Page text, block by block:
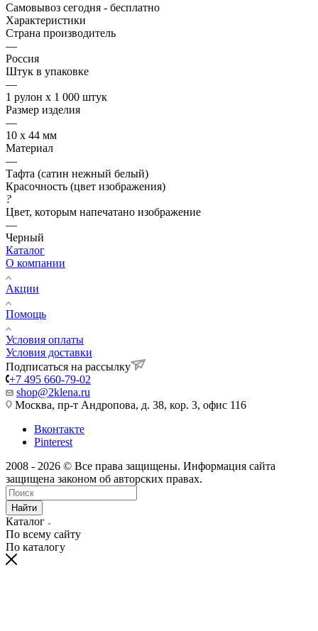
Самовывоз сегодня - бесплатно
Характеристики
Страна производитель
—
Россия
Штук в упаковке
—
1 рулон х 1 000 штук
Размер изделия
—
10 х 44 мм
Материал
—
Тафта (сатин нежный белый)
Красочность (цвет изображения)
?
Цвет, которым напечатано изображение
—
Черный
Каталог
О компании
Акции
Помощь
Условия оплаты
Условия доставки
Подписаться на рассылку
+7 495 660-79-02
shop@2klena.ru
Москва, пр-т Андропова, д. 38, кор. 3, офис 116
Вконтакте
Pinterest
2008 - 2026 © Все права защищены. Информация сайта
защищена законом об авторских правах.
Найти
Каталог
По всему сайту
По каталогу